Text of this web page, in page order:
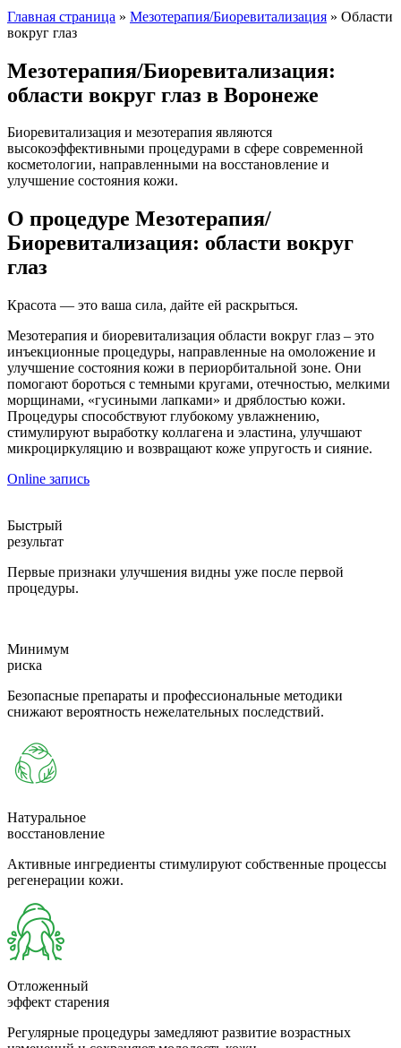
Главная страница » Мезотерапия/Биоревитализация » Области
вокруг глаз
Мезотерапия/Биоревитализация:
области вокруг глаз в Воронеже
Биоревитализация и мезотерапия являются
высокоэффективными процедурами в сфере современной
косметологии, направленными на восстановление и
улучшение состояния кожи.
О процедуре Мезотерапия/
Биоревитализация: области вокруг
глаз
Красота — это ваша сила, дайте ей раскрыться.
Мезотерапия и биоревитализация области вокруг глаз – это
инъекционные процедуры, направленные на омоложение и
улучшение состояния кожи в периорбитальной зоне. Они
помогают бороться с темными кругами, отечностью, мелкими
морщинами, «гусиными лапками» и дряблостью кожи.
Процедуры способствуют глубокому увлажнению,
стимулируют выработку коллагена и эластина, улучшают
микроциркуляцию и возвращают коже упругость и сияние.
Online запись
Быстрый
результат
Первые признаки улучшения видны уже после первой
процедуры.
Минимум
риска
Безопасные препараты и профессиональные методики
снижают вероятность нежелательных последствий.
Натуральное
восстановление
Активные ингредиенты стимулируют собственные процессы
регенерации кожи.
Отложенный
эффект старения
Регулярные процедуры замедляют развитие возрастных